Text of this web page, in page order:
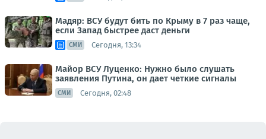
Мадяр: ВСУ будут бить по Крыму в 7 раз чаще,
если Запад быстрее даст деньги
СМИ Сегодня, 13:34
Майор ВСУ Луценко: Нужно было слушать
заявления Путина, он дает четкие сигналы
СМИ Сегодня, 02:48